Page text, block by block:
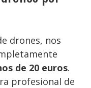
drones, nos
de 20 euros.
profesional de